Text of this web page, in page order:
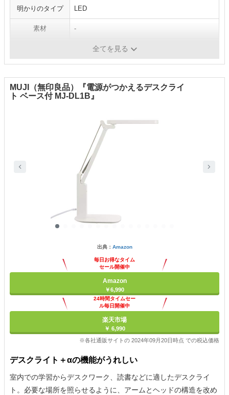
明かりのタイプ LED
素材 -
調光、調色全てを見る
MUJI（無印良品）『電源がつかえるデスクライ
ト ベース付 MJ-DL1B』
出典： Amazon
毎日お得なタイム
セール開催中
Amazon
￥6,990
24時間タイムセー
ル毎日開催中
楽天市場
￥ 6,990
※各社通販サイトの 2024年09月20日時点 での税込価格
デスクライト＋αの機能がうれしい
室内での学習からデスクワーク、読書などに適したデスクライ
ト。必要な場所を照らせるように、アームとヘッドの構造を改め